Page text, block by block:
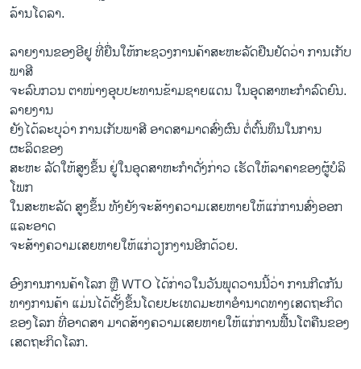
​ລ້ານ​ໂດ​ລາ.
ລາຍ​ງານ​ຂອງ​ອີ​ຢູ ທີ່​ຍື່ນ​ໃຫ້​ກະຊວງ​ການ​ຄ້າ​ສະຫະລັດຢືນຢັດວ່າ ​ການ​ເກັບ​
ພາສີ
ຈະລົບກວນ ຕາໜ່າງອຸບປະທານຂ້າມຊາຍແດນ ​ໃນ​ອຸດສາຫະກຳ​ລົດຍົນ.
ລາຍ​ງານ
​ຍັງ​ໄດ້​ລະບຸ​ວ່າ ການ​ເກັບ​ພາສີ​ ​ອາດ​ສາ​ມາ​ດສົ່ງ​ຜົນ ຕໍ່ຕົ້ນທຶນໃນການ
ຜະລິດຂອງ
ສະຫະ ລັດໃຫ້ສູງຂຶ້ນ ​ຢູ່ໃນອຸດສາຫະກຳດັ່ງກ່າວ ເຮັດໃຫ້ລາຄາ​ຂອງ​ຜູ້​ບໍລິ​
ໂພ​ກ​
ໃນສະຫະລັດ ສູງຂຶ້ນ ທັງ​ຍັງ​ຈະສ້າງຄວາມເສຍຫາຍໃຫ້ແກ່​ການ​ສົ່ງ​ອອກ ​
ແລະ​ອາດ
​ຈະ​ສ້າງຄວາມເສຍຫາຍໃຫ້ແກ່ວຽກງານ​ອີກ​ດ້ວຍ.
ອົງການ​ການ​ຄ້າ​ໂລກ ຫຼື WTO ​ໄດ້​ກ່າວ​ໃນ​ວັນ​ພຸດ​ວານ​ນີ້​ວ່າ ການ​ກີດ​ກັນ​
ທາງ​ການ​ຄ້າ ​ແມ່ນໄດ້ຕັ້ງຂຶ້ນໂດຍປະເທດມະຫາອຳນາດ​ທາງ​ເສດຖະກິດ
ຂອງ​ໂລກ ທີ່​ອາດສາ ມາດ​ສ້າງຄວາມເສຍຫາຍໃຫ້ແກ່ການຟື້ນໂຕຄືນຂອງ
ເສດຖະກິດ​ໂລກ.